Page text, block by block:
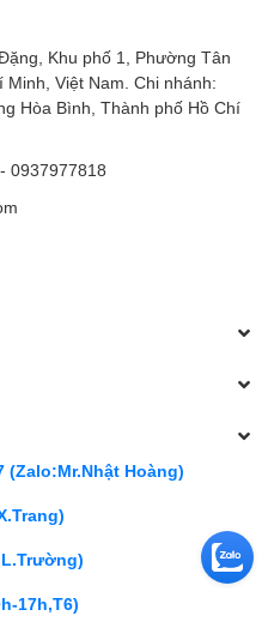
Khu phố 1, Phường Tân
Việt Nam. Chi nhánh:
Hòa Bình, Thành phố Hồ Chí
- 0937977818
(Zalo:Mr.Nhật Hoàng)
17h,T6)